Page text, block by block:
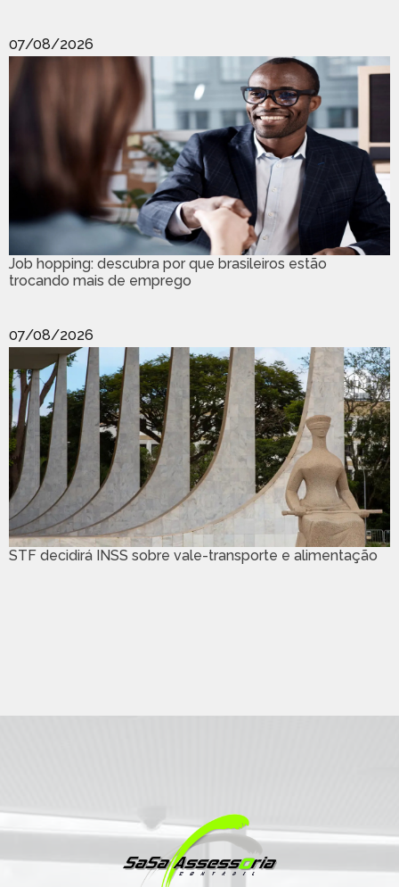
07/08/2026
Job hopping: descubra por que brasileiros estão
trocando mais de emprego
07/08/2026
STF decidirá INSS sobre vale-transporte e alimentação